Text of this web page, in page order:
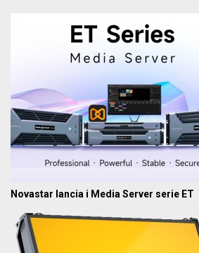
Novastar lancia i Media Server serie ET